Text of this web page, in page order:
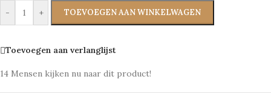
- + TOEVOEGEN AAN WINKELWAGEN
Toevoegen aan verlanglijst
14 Mensen kijken nu naar dit product!